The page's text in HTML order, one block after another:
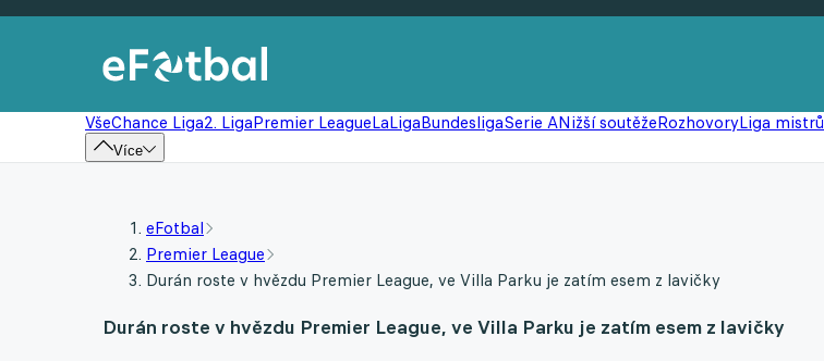
VšeChance Liga2. LigaPremier LeagueLaLigaBundesligaSerie ANižší soutěžeRozhovoryLiga mistrů
Více
eFotbal
Premier League
Durán roste v hvězdu Premier League, ve Villa Parku je zatím esem z lavičky
Durán roste v hvězdu Premier League, ve Villa Parku je zatím esem z lavičky